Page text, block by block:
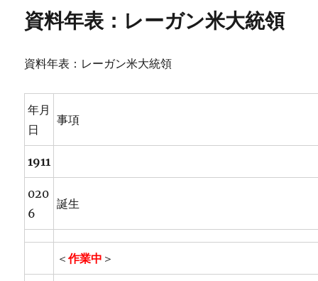
資料年表：レーガン米大統領
資料年表：レーガン米大統領
年月
日
事項
1911
020
6
誕生
＜作業中 ＞